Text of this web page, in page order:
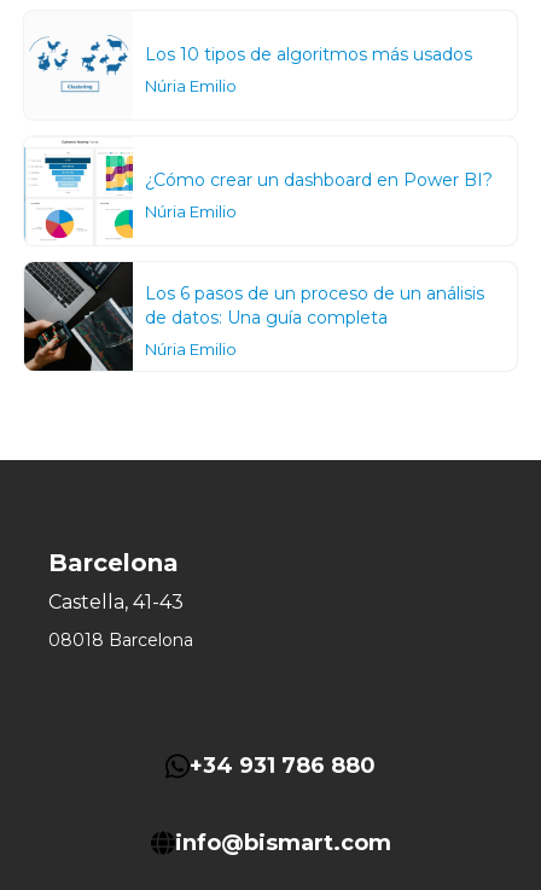
Los 10 tipos de algoritmos más usados
Núria Emilio
¿Cómo crear un dashboard en Power BI?
Núria Emilio
Los 6 pasos de un proceso de un análisis
de datos: Una guía completa
Núria Emilio
Barcelona
Castella, 41-43
08018 Barcelona
+34 931 786 880
info@bismart.com